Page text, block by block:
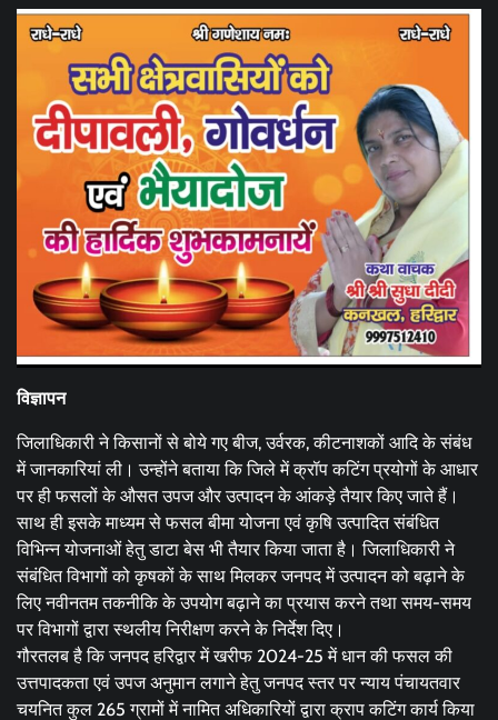
विज्ञापन
जिलाधिकारी ने किसानों से बोये गए बीज, उर्वरक, कीटनाशकों आदि के संबंध
में जानकारियां ली। उन्होंने बताया कि जिले में क्रॉप कटिंग प्रयोगों के आधार
पर ही फसलों के औसत उपज और उत्पादन के आंकड़े तैयार किए जाते हैं।
साथ ही इसके माध्यम से फसल बीमा योजना एवं कृषि उत्पादित संबंधित
विभिन्न योजनाओं हेतु डाटा बेस भी तैयार किया जाता है। जिलाधिकारी ने
संबंधित विभागों को कृषकों के साथ मिलकर जनपद में उत्पादन को बढ़ाने के
लिए नवीनतम तकनीकि के उपयोग बढ़ाने का प्रयास करने तथा समय-समय
पर विभागों द्वारा स्थलीय निरीक्षण करने के निर्देश दिए।
गौरतलब है कि जनपद हरिद्वार में खरीफ 2024-25 में धान की फसल की
उत्तपादकता एवं उपज अनुमान लगाने हेतु जनपद स्तर पर न्याय पंचायतवार
चयनित कुल 265 ग्रामों में नामित अधिकारियों द्वारा क्राप कटिंग कार्य किया